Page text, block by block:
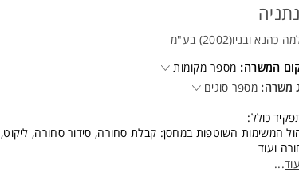
כהנא ובניו(2002) בע"מ
המשרה: מספר מקומות
משרה: מספר סוגים
כולל:
המשימות השוטפות במחסן: קבלת סחורה, סידור סחורה,
ועוד
ימים א-ה, 7:00-16:30 שעות נוספות עפ"י צורךעוד...